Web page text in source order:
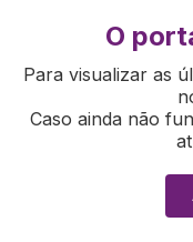
O
Para visualizar as
Caso ainda não